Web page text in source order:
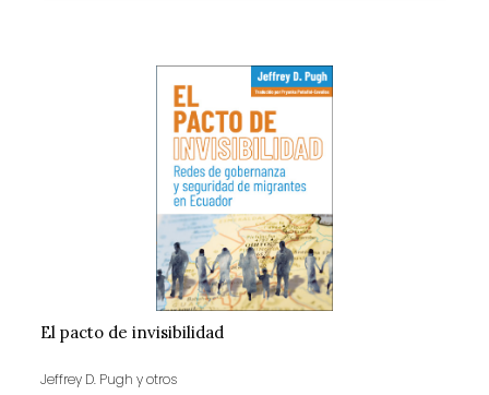
El pacto de invisibilidad
Jeffrey D. Pugh y otros